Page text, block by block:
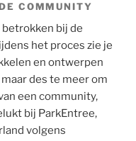
COMMUNITY
bij de
het proces zie je
en ontwerpen
des te meer om
een community,
bij ParkEntree,
volgens